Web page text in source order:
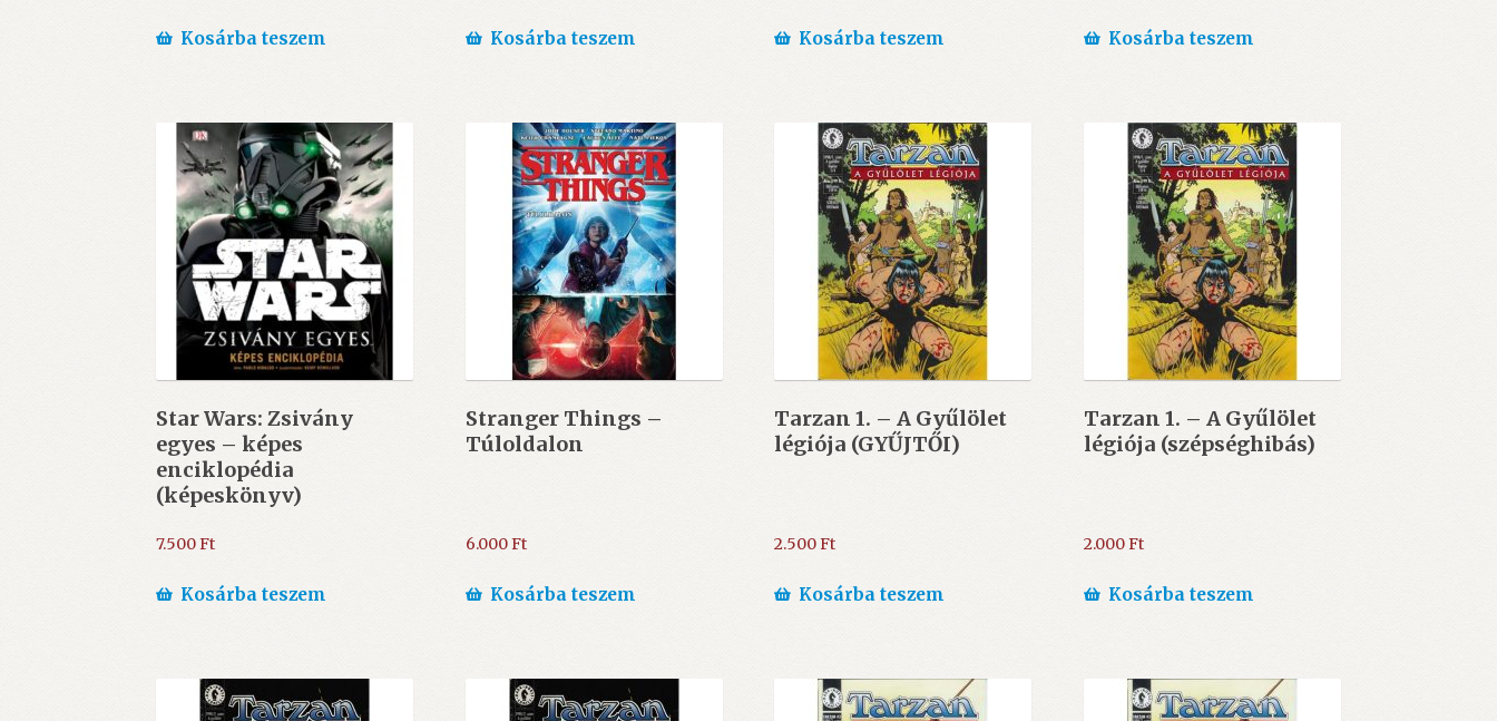
Kosárba teszem Kosárba teszem Kosárba teszem Kosárba teszem
Star Wars: Zsivány
egyes – képes
enciklopédia
(képeskönyv)
7.500Ft
Kosárba teszem
Stranger Things –
Túloldalon
6.000Ft
Kosárba teszem
Tarzan 1. – A Gyűlölet
légiója (GYŰJTŐI)
2.500Ft
Kosárba teszem
Tarzan 1. – A Gyűlölet
légiója (szépséghibás)
2.000Ft
Kosárba teszem